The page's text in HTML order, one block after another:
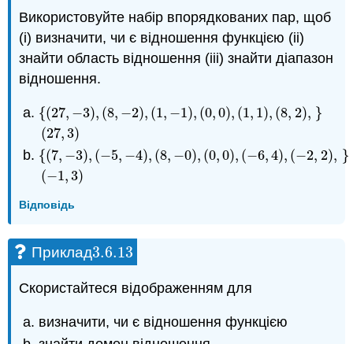
Використовуйте набір впорядкованих пар, щоб
(i) визначити, чи є відношення функцією (ii)
знайти область відношення (iii) знайти діапазон
відношення.
{(27, −3), (8, −2), (1, −1), (0, 0), (1, 1), (8, 2),
(27,3)
}
{(27,−3),(8,− 2),(1 ,−1 ),(0,0),(1,1 ),(8 ,2) ,(27,3) }
{(7, −3), (−5, −4), (8, −0), (0, 0), (−6, 4), (−2, 2),
(−1,3)
}
{(7,−3),(−5,−4),(8, −0) ,(0,0 ),(−6,4),(−2,2) ,(−1, 3)}
Відповідь
Приклад3.6.13
3.6.13
Скористайтеся відображенням для
визначити, чи є відношення функцією